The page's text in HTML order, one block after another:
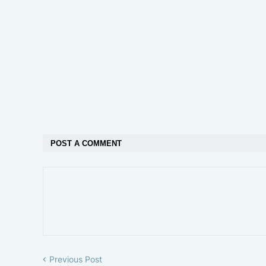
POST A COMMENT
Previous Post